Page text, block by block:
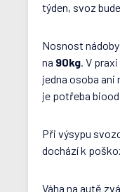
týden, svoz
Nosnost
na 90kg. V
jedna osoba ani
je potřeba
Při výsypu
dochází k
Váha na autě